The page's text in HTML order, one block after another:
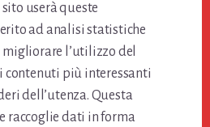
userà queste
ad analisi statistiche
l’utilizzo del
contenuti più interessanti
dell’utenza. Questa
raccoglie dati in forma